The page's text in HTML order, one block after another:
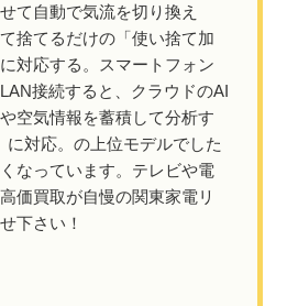
て自動で気流を切り換え
捨てるだけの「使い捨て加
対応する。スマートフォン
接続すると、クラウドのAI
空気情報を蓄積して分析す
に対応。の上位モデルでした
なっています。テレビや電
価買取が自慢の関東家電リ
下さい！